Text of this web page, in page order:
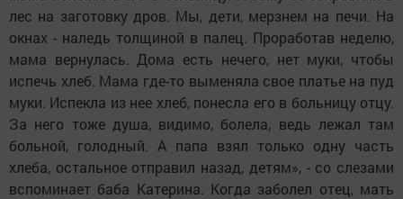
лес на заготовку дров. Мы, дети, мерзнем на печи. На
окнах - наледь толщиной в палец. Проработав неделю,
мама вернулась. Дома есть нечего, нет муки, чтобы
испечь хлеб. Мама где-то выменяла свое платье на пуд
муки. Испекла из нее хлеб, понесла его в больницу отцу.
За него тоже душа, видимо, болела, ведь лежал там
больной, голодный. А папа взял только одну часть
хлеба, остальное отправил назад, детям», - со слезами
вспоминает баба Катерина. Когда заболел отец, мать